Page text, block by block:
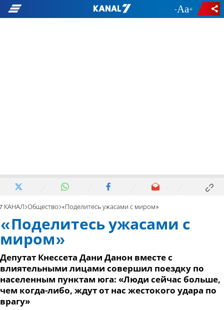
- +
7 КАНАЛ Общество «Поделитесь ужасами с миром»
«Поделитесь ужасами с
миром»
Депутат Кнессета Дани Данон вместе с
влиятельными лицами совершил поездку по
населенным пунктам юга: «Люди сейчас больше,
чем когда-либо, ждут от нас жестокого удара по
врагу»